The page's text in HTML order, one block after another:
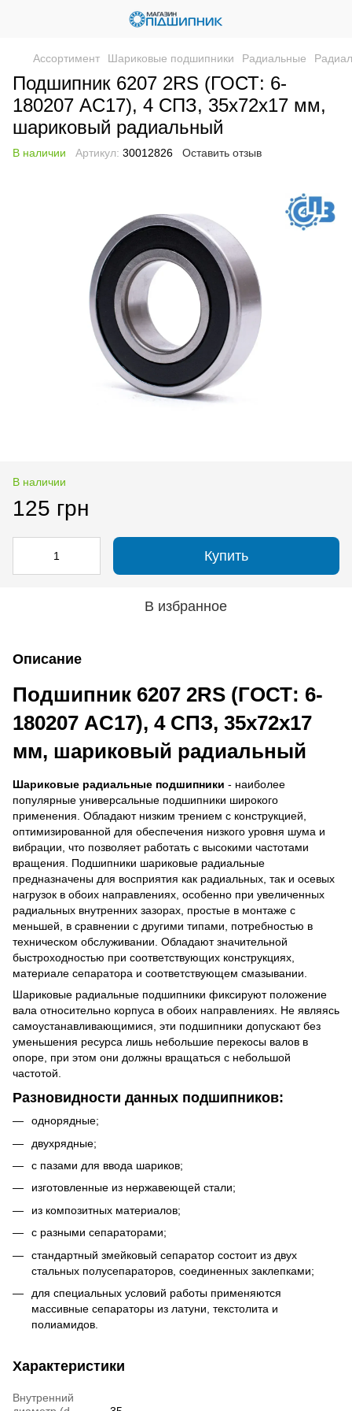
Ассортимент Шариковые подшипники Радиальные
Подшипник 6207 2RS (ГОСТ: 6-
180207 AC17), 4 СПЗ, 35х72х17 мм,
шариковый радиальный
В наличии Артикул: 30012826 Оставить отзыв
В наличии
125 грн
Купить
В избранное
Описание
Подшипник 6207 2RS (ГОСТ: 6-
180207 AC17), 4 СПЗ, 35х72х17
мм, шариковый радиальный
Шариковые радиальные подшипники - наиболее
популярные универсальные подшипники широкого
применения. Обладают низким трением с конструкцией,
оптимизированной для обеспечения низкого уровня шума и
вибрации, что позволяет работать с высокими частотами
вращения. Подшипники шариковые радиальные
предназначены для восприятия как радиальных, так и осевых
нагрузок в обоих направлениях, особенно при увеличенных
радиальных внутренних зазорах, простые в монтаже с
меньшей, в сравнении с другими типами, потребностью в
техническом обслуживании. Обладают значительной
быстроходностью при соответствующих конструкциях,
материале сепаратора и соответствующем смазывании.
Шариковые радиальные подшипники фиксируют положение
вала относительно корпуса в обоих направлениях. Не являясь
самоустанавливающимися, эти подшипники допускают без
уменьшения ресурса лишь небольшие перекосы валов в
опоре, при этом они должны вращаться с небольшой
частотой.
Разновидности данных подшипников:
однорядные;
двухрядные;
с пазами для ввода шариков;
изготовленные из нержавеющей стали;
из композитных материалов;
с разными сепараторами;
стандартный змейковый сепаратор состоит из двух
стальных полусепараторов, соединенных заклепками;
для специальных условий работы применяются
массивные сепараторы из латуни, текстолита и
полиамидов.
Характеристики
Внутренний